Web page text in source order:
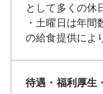
として多くの休
・土曜日は年
の給食提供によ
待遇・福利厚生